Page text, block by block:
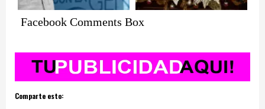
Facebook Comments Box
Comparte esto: